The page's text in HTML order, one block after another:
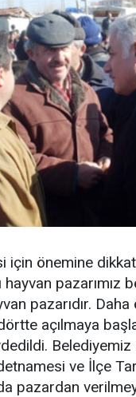
için önemine
hayvan
pazarıdır. Daha
açılmaya
Belediyemiz
ve İlçe
pazardan